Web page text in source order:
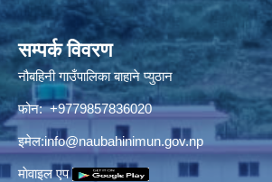
सम्पर्क विवरण
नौबहिनी गाउँपालिका बाहाने प्युठान
फोन: +9779857836020
इमेल:info@naubahinimun.gov.np
माेवाइल एप